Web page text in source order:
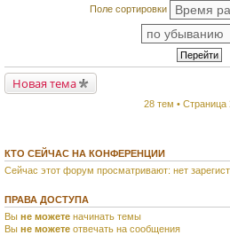
Поле сортировки
Новая тема
28 тем • Страница
КТО СЕЙЧАС НА КОНФЕРЕНЦИИ
Сейчас этот форум просматривают: нет
ПРАВА ДОСТУПА
Вы не можете начинать темы
Вы не можете отвечать на сообщения